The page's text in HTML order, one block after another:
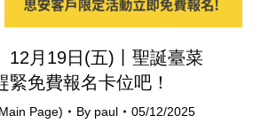
12月19日(五)丨聖誕臺菜
緊免費報名卡位吧！
Page) By paul 05/12/2025